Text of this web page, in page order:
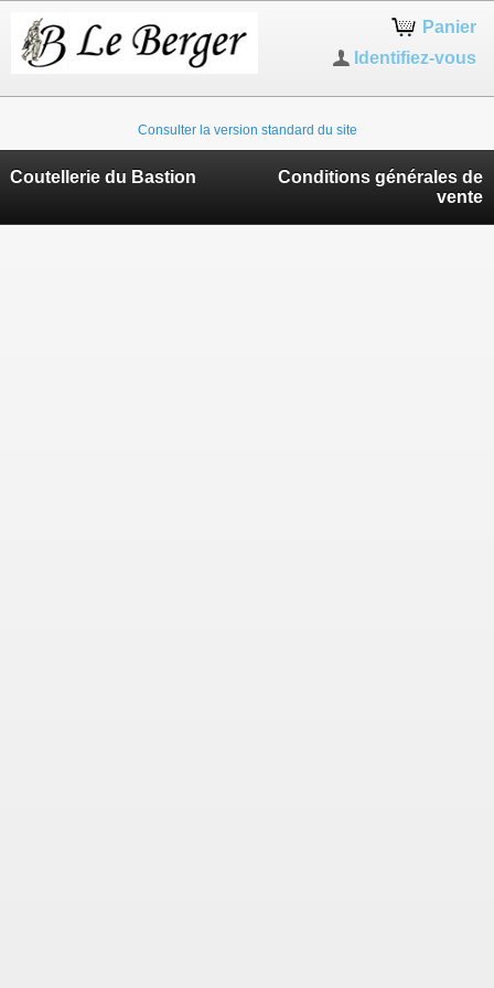
Panier
Identifiez-vous
Consulter la version standard du site
Coutellerie du Bastion
Conditions générales de
vente